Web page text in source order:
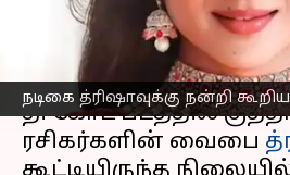
நடிகை த்ரிஷாவுக்கு நன்றி
எழுதியவர் Sekar Chinnappan Sep 07,
செய்தி முன்னோட்டம்
தி கோட் படத்தில்
ரசிகர்களின் வைபை